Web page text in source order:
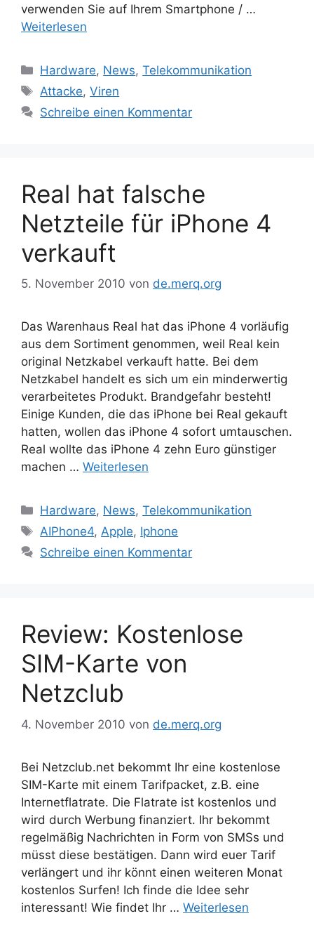
verwenden Sie auf Ihrem Smartphone / …
Weiterlesen
Kategorien
Hardware, News,Telekommunikation
Schlagwörter
Attacke,Viren
Schreibe einen Kommentar
Real hat falsche
Netzteile für iPhone 4
verkauft
5. November 2010 von de.merq.org
Das Warenhaus Real hat das iPhone 4 vorläufig
aus dem Sortiment genommen, weil Real kein
original Netzkabel verkauft hatte. Bei dem
Netzkabel handelt es sich um ein minderwertig
verarbeitetes Produkt. Brandgefahr besteht!
Einige Kunden, die das iPhone bei Real gekauft
hatten, wollen das iPhone 4 sofort umtauschen.
Real wollte das iPhone 4 zehn Euro günstiger
machen … Weiterlesen
Kategorien
Hardware, News,Telekommunikation
Schlagwörter
AIPhone4,Apple, Iphone
Schreibe einen Kommentar
Review: Kostenlose
SIM-Karte von
Netzclub
4. November 2010 von de.merq.org
Bei Netzclub.net bekommt Ihr eine kostenlose
SIM-Karte mit einem Tarifpacket, z.B. eine
Internetflatrate. Die Flatrate ist kostenlos und
wird durch Werbung finanziert. Ihr bekommt
regelmäßig Nachrichten in Form von SMSs und
müsst diese bestätigen. Dann wird euer Tarif
verlängert und ihr könnt einen weiteren Monat
kostenlos Surfen! Ich finde die Idee sehr
interessant! Wie findet Ihr … Weiterlesen